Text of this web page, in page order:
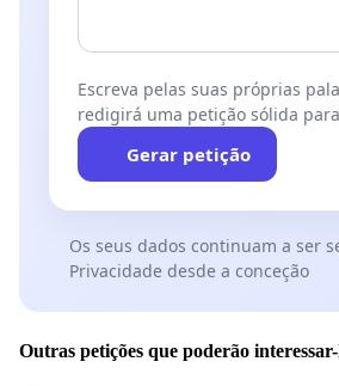
Escreva pelas suas próprias
redigirá uma petição sólida
Gerar petição
Os seus dados continuam a ser
Privacidade desde a conceção
Outras petições que poderão